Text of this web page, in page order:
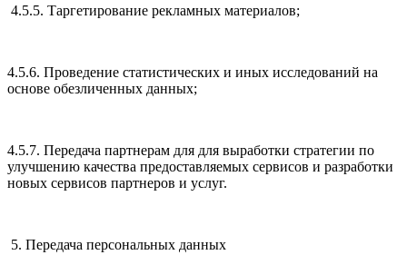
4.5.5. Таргетирование рекламных материалов;
4.5.6. Проведение статистических и иных исследований на
основе обезличенных данных;
4.5.7. Передача партнерам для для выработки стратегии по
улучшению качества предоставляемых сервисов и разработки
новых сервисов партнеров и услуг.
5. Передача персональных данных